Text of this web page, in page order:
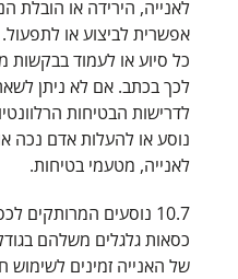
לאנייה, הירידה או הובלת
אפשרית לביצוע או לתפעול.
כל סיוע או לעמוד בבקשות
לכך בכתב. אם לא ניתן
לדרישות הבטיחות
נוסע או להעלות אדם נכה
לאנייה, מטעמי בטיחות.
10.7 נוסעים המרותקים
כסאות גלגלים משלהם
של האנייה זמינים לשימוש